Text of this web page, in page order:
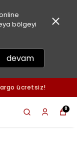
bölgeyi
devam
ücretsiz!
0